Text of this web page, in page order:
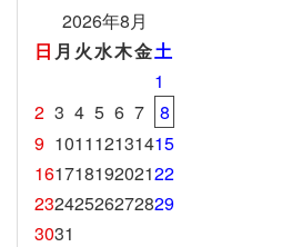
2026年8月
日 月 火水木金土
1
2 3 4 5 6 7
8
9 101112131415
16171819202122
23242526272829
3031